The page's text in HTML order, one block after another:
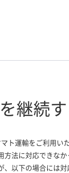
継続
ト運輸をご利用い
方法に対応できなか
以下の場合には